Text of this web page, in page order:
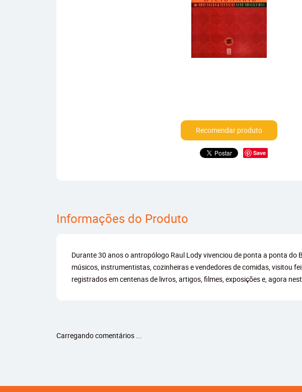
Recomendar produto
Save
Informações do Produto
Durante 30 anos o antropólogo Raul Lody vivenciou de ponta a ponta
músicos, instrumentistas, cozinheiras e vendedores de comidas, visitou
registrados em centenas de livros, artigos, filmes, exposições e, agora
Carregando comentários ...